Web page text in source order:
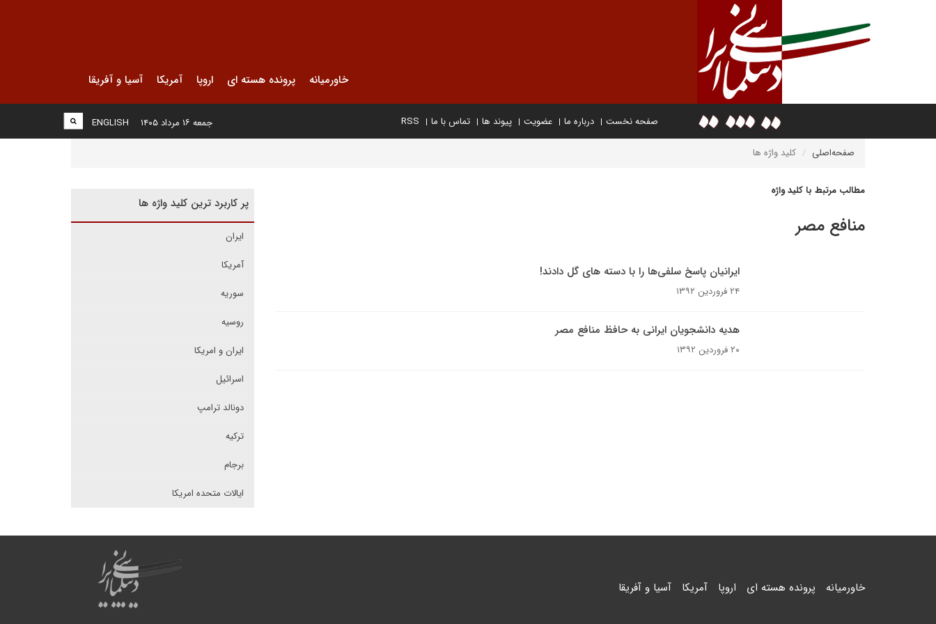
خاورمیانه پرونده هسته ای اروپا آمریکا آسیا و آفریقا
صفحه نخست درباره ما عضویت پیوند ها تماس با ما RSS
ENGLISH جمعه ۱۶ مرداد ۱۴۰۵
صفحه‌اصلی کلید واژه ها
مطالب مرتبط با کلید واژه
منافع مصر
ایرانیان پاسخ سلفی‌ها را با دسته های گل دادند!
۲۴ فروردین ۱۳۹۲
هدیه دانشجویان ایرانی به حافظ منافع مصر
۲۰ فروردین ۱۳۹۲
پر کاربرد ترین کلید واژه ها
ایران
آمریکا
سوریه
روسیه
ایران و امریکا
اسرائیل
دونالد ترامپ
ترکیه
برجام
ایالات متحده امریکا
خاورمیانه پرونده هسته ای اروپا آمریکا آسیا و آفریقا